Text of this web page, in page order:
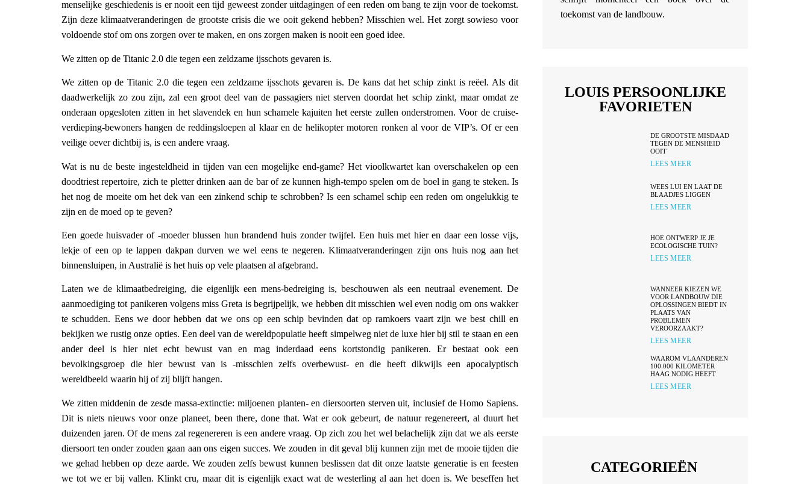
menselijke geschiedenis is er nooit een tijd geweest zonder uitdagingen of een reden om bang te zijn voor de toekomst.
Zijn deze klimaatveranderingen de grootste crisis die we ooit gekend hebben? Misschien wel. Het zorgt sowieso voor
voldoende stof om ons zorgen over te maken, en ons zorgen maken is nooit een goed idee.
We zitten op de Titanic 2.0 die tegen een zeldzame ijsschots gevaren is.
We zitten op de Titanic 2.0 die tegen een zeldzame ijsschots gevaren is. De kans dat het schip zinkt is reëel. Als dit
daadwerkelijk zo zou zijn, zal een groot deel van de passagiers niet sterven doordat het schip zinkt, maar omdat ze
onderaan opgesloten zitten in het slavendek en hun schamele kajuiten het eerste zullen onderstromen. Voor de cruise-
verdieping-bewoners hangen de reddingsloepen al klaar en de helikopter motoren ronken al voor de VIP’s. Of er een
veilige oever dichtbij is, is een andere vraag.
Wat is nu de beste ingesteldheid in tijden van een mogelijke end-game? Het vioolkwartet kan overschakelen op een
doodtriest repertoire, zich te pletter drinken aan de bar of ze kunnen high-tempo spelen om de boel in gang te steken. Is
het nog de moeite om het dek van een zinkend schip te schrobben? Is een schamel schip een reden om ongelukkig te
zijn en de moed op te geven?
Een goede huisvader of -moeder blussen hun brandend huis zonder twijfel. Een huis met hier en daar een losse vijs,
lekje of een op te lappen dakpan durven we wel eens te negeren. Klimaatveranderingen zijn ons huis nog aan het
binnensluipen, in Australië is het huis op vele plaatsen al afgebrand.
Laten we de klimaatbedreiging, die eigenlijk een mens-bedreiging is, beschouwen als een neutraal evenement. De
aanmoediging tot panikeren volgens miss Greta is begrijpelijk, we hebben dit misschien wel even nodig om ons wakker
te schudden. Eens we door hebben dat we ons op een schip bevinden dat op ramkoers vaart zijn we best chill en
bekijken we rustig onze opties. Een deel van de wereldpopulatie heeft simpelweg niet de luxe hier bij stil te staan en een
ander deel is hier niet echt bewust van en mag inderdaad eens kortstondig panikeren. Er bestaat ook een
bevolkingsgroep die hier bewust van is -misschien zelfs overbewust- en die heeft dikwijls een apocalyptisch
wereldbeeld waarin hij of zij blijft hangen.
We zitten middenin de zesde massa-extinctie: miljoenen planten- en diersoorten sterven uit, inclusief de Homo Sapiens.
Dit is niets nieuws voor onze planeet, been there, done that. Wat er ook gebeurt, de natuur regenereert, al duurt het
duizenden jaren. Of de mens zal regenereren is een andere vraag. Op zich zou het wel belachelijk zijn dat we als eerste
diersoort ten onder zouden gaan aan ons eigen succes. We zouden in dit geval blij kunnen zijn met de mooie tijden die
we gehad hebben op deze aarde. We zouden zelfs bewust kunnen beslissen dat dit onze laatste generatie is en feesten
we tot we er bij vallen. Klinkt cru, maar dit is eigenlijk exact wat de westerling al aan het doen is. We beseffen het
toekomst van de landbouw.
LOUIS PERSOONLIJKE
FAVORIETEN
DE GROOTSTE MISDAAD
TEGEN DE MENSHEID
OOIT
LEES MEER
WEES LUI EN LAAT DE
BLAADJES LIGGEN
LEES MEER
HOE ONTWERP JE JE
ECOLOGISCHE TUIN?
LEES MEER
WANNEER KIEZEN WE
VOOR LANDBOUW DIE
OPLOSSINGEN BIEDT IN
PLAATS VAN
PROBLEMEN
VEROORZAAKT?
LEES MEER
WAAROM VLAANDEREN
100.000 KILOMETER
HAAG NODIG HEEFT
LEES MEER
CATEGORIEËN